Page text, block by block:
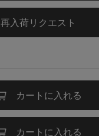
再入荷リクエスト
カートに入れる
カートに入れる